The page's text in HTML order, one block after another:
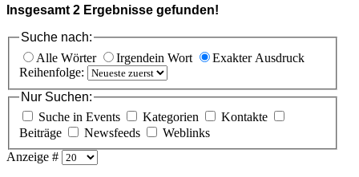
Insgesamt 2 Ergebnisse gefunden!
Suche nach:
Alle Wörter
Irgendein Wort
Exakter Ausdruck
Reihenfolge:
Nur Suchen:
Suche in Events
Kategorien
Kontakte
Beiträge
Newsfeeds
Weblinks
Anzeige #